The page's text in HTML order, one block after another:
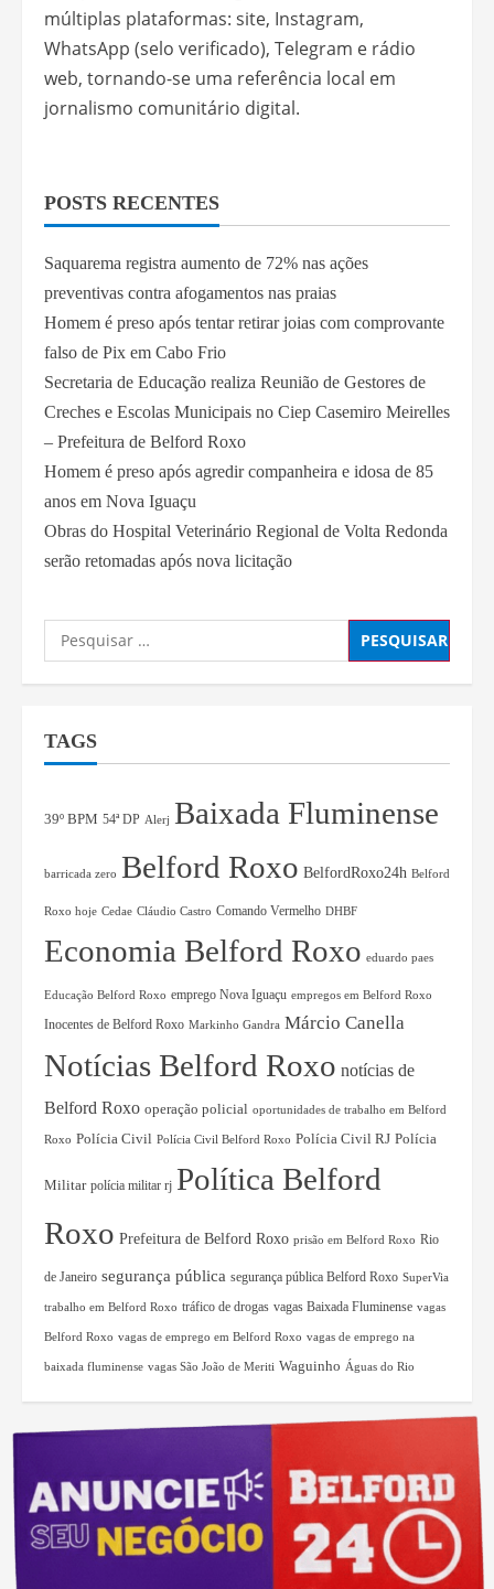
múltiplas plataformas: site, Instagram,
WhatsApp (selo verificado), Telegram e rádio
web, tornando-se uma referência local em
jornalismo comunitário digital.
POSTS RECENTES
Saquarema registra aumento de 72% nas ações
preventivas contra afogamentos nas praias
Homem é preso após tentar retirar joias com comprovante
falso de Pix em Cabo Frio
Secretaria de Educação realiza Reunião de Gestores de
Creches e Escolas Municipais no Ciep Casemiro Meirelles
– Prefeitura de Belford Roxo
Homem é preso após agredir companheira e idosa de 85
anos em Nova Iguaçu
Obras do Hospital Veterinário Regional de Volta Redonda
serão retomadas após nova licitação
TAGS
39º BPM 54ª DP Alerj Baixada Fluminense
barricada zero Belford Roxo BelfordRoxo24h Belford
Roxo hoje Cedae Cláudio Castro Comando Vermelho DHBF
Economia Belford Roxo eduardo paes
Educação Belford Roxo emprego Nova Iguaçu empregos em Belford Roxo
Inocentes de Belford Roxo Markinho Gandra Márcio Canella
Notícias Belford Roxo notícias de
Belford Roxo operação policial oportunidades de trabalho em Belford
Roxo Polícia Civil Polícia Civil Belford Roxo Polícia Civil RJ Polícia
Militar polícia militar rj Política Belford
Roxo Prefeitura de Belford Roxo prisão em Belford Roxo Rio
de Janeiro segurança pública segurança pública Belford Roxo SuperVia
trabalho em Belford Roxo tráfico de drogas vagas Baixada Fluminense vagas
Belford Roxo vagas de emprego em Belford Roxo vagas de emprego na
baixada fluminense vagas São João de Meriti Waguinho Águas do Rio